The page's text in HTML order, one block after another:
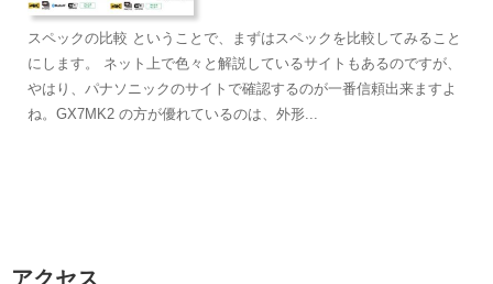
スペックの比較 ということで、まずはスペックを比較してみること
にします。 ネット上で色々と解説しているサイトもあるのですが、
やはり、パナソニックのサイトで確認するのが一番信頼出来ますよ
ね。GX7MK2 の方が優れているのは、外形...
アクセス